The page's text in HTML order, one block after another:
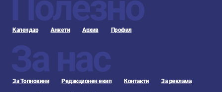
Календар Анкети Архив Профил
За нас
За Топновини Редакционен екип Контакти За реклама